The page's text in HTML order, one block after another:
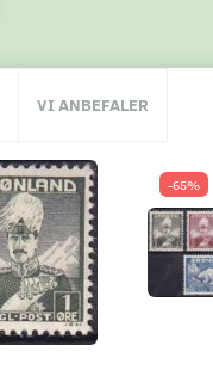
VI ANBEFALER
-65%